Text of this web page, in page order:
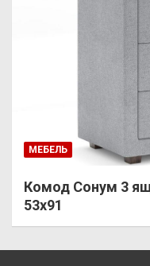
МЕБЕЛЬ
Комод Сонум 3
53х91